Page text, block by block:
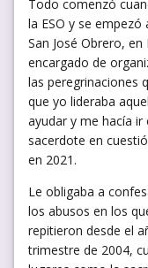
Todo comenzó
la ESO y se
San José Obrero,
encargado de
las peregrinaciones
que yo lideraba
ayudar y me hacía ir
sacerdote en
en 2021.
Le obligaba a
los abusos en los
repitieron desde el
trimestre de 2004,